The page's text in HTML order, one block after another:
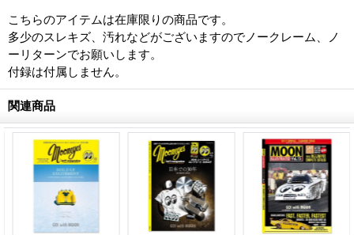
こちらのアイテムは在庫限りの商品です。
多少のスレキズ、汚れなどがございますのでノークレーム、ノ
ーリターンでお願いします。
付録は付属しません。
関連商品